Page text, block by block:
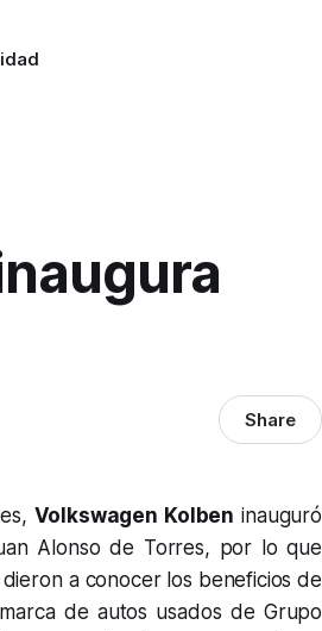
Share
Volkswagen Kolben inauguró
Alonso de Torres, por lo que
a conocer los beneficios de
de autos usados de Grupo